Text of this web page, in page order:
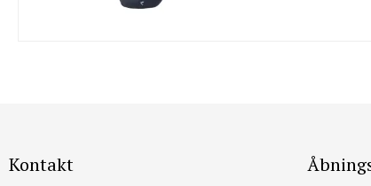
Kontakt